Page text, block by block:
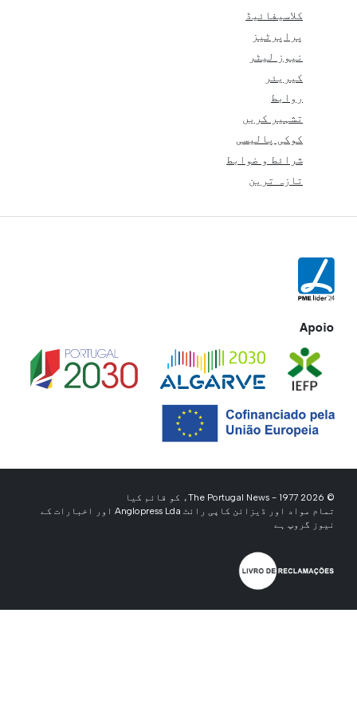
کلاسیفائیڈ
پراپرٹیز
نیوز لیٹر
کیریئر
روابط
تشہیر کریں
کوکی پالیسی
شرائط و ضوابط
تازہ ترین
Apoio
© 2026 The Portugal News - 1977ء کو قائم کیا
تمام مواد اور ڈیزائن کاپی رائٹ Anglopress Lda اور اخبارات کے
نیوز گروپ ہے